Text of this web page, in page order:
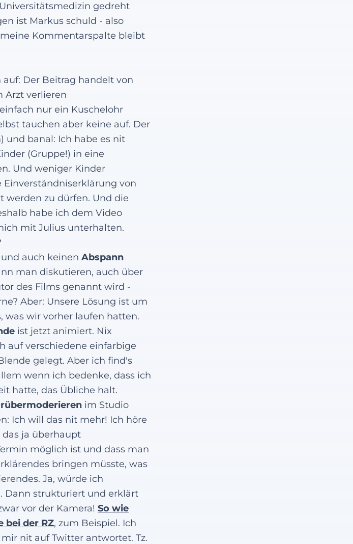
gedreht
ist Markus schuld - also
Kommentarspalte bleibt
Der Beitrag handelt von
Arzt verlieren
nur ein Kuschelohr
tauchen aber keine auf. Der
und banal: Ich habe es nit
(Gruppe!) in eine
Und weniger Kinder
von
werden zu dürfen. Und die
habe ich dem Video
mit Julius unterhalten.
und auch keinen Abspann
man diskutieren, auch über
des Films genannt wird -
Aber: Unsere Lösung ist um
was wir vorher laufen hatten.
ist jetzt animiert. Nix
auf verschiedene einfarbige
gelegt. Aber ich find's
wenn ich bedenke, dass ich
hatte, das Übliche halt.
im Studio
Ich will das nit mehr! Ich höre
das ja überhaupt
möglich ist und dass man
bringen müsste, was
Ja, würde ich
Dann strukturiert und erklärt
vor der Kamera! So wie
bei der RZ, zum Beispiel. Ich
nit auf Twitter antwortet. Tz.